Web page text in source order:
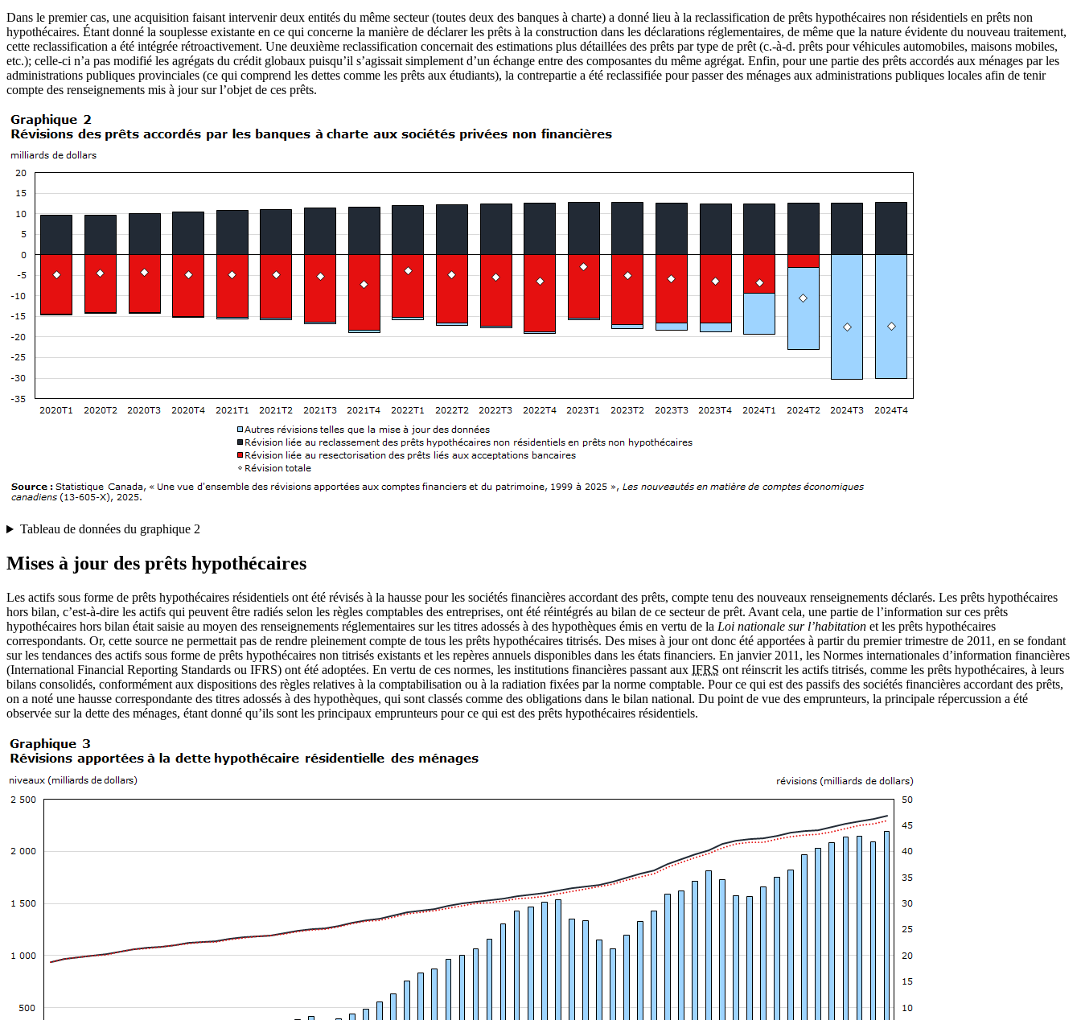
Dans le premier cas, une acquisition faisant intervenir deux entités du même secteur (toutes deux des banques à charte) a donné lieu à la reclassification de prêts hypothécaires non résidentiels en prêts non
hypothécaires. Étant donné la souplesse existante en ce qui concerne la manière de déclarer les prêts à la construction dans les déclarations réglementaires, de même que la nature évidente du nouveau traitement,
cette reclassification a été intégrée rétroactivement. Une deuxième reclassification concernait des estimations plus détaillées des prêts par type de prêt (c.-à-d. prêts pour véhicules automobiles, maisons mobiles,
etc.); celle-ci n’a pas modifié les agrégats du crédit globaux puisqu’il s’agissait simplement d’un échange entre des composantes du même agrégat. Enfin, pour une partie des prêts accordés aux ménages par les
administrations publiques provinciales (ce qui comprend les dettes comme les prêts aux étudiants), la contrepartie a été reclassifiée pour passer des ménages aux administrations publiques locales afin de tenir
compte des renseignements mis à jour sur l’objet de ces prêts.
Tableau de données du graphique 2
Mises à jour des prêts hypothécaires
Les actifs sous forme de prêts hypothécaires résidentiels ont été révisés à la hausse pour les sociétés financières accordant des prêts, compte tenu des nouveaux renseignements déclarés. Les prêts hypothécaires
hors bilan, c’est-à-dire les actifs qui peuvent être radiés selon les règles comptables des entreprises, ont été réintégrés au bilan de ce secteur de prêt. Avant cela, une partie de l’information sur ces prêts
hypothécaires hors bilan était saisie au moyen des renseignements réglementaires sur les titres adossés à des hypothèques émis en vertu de la Loi nationale sur l’habitation et les prêts hypothécaires
correspondants. Or, cette source ne permettait pas de rendre pleinement compte de tous les prêts hypothécaires titrisés. Des mises à jour ont donc été apportées à partir du premier trimestre de 2011, en se fondant
sur les tendances des actifs sous forme de prêts hypothécaires non titrisés existants et les repères annuels disponibles dans les états financiers. En janvier 2011, les Normes internationales d’information financières
(International Financial Reporting Standards ou IFRS) ont été adoptées. En vertu de ces normes, les institutions financières passant aux IFRS ont réinscrit les actifs titrisés, comme les prêts hypothécaires, à leurs
bilans consolidés, conformément aux dispositions des règles relatives à la comptabilisation ou à la radiation fixées par la norme comptable. Pour ce qui est des passifs des sociétés financières accordant des prêts,
on a noté une hausse correspondante des titres adossés à des hypothèques, qui sont classés comme des obligations dans le bilan national. Du point de vue des emprunteurs, la principale répercussion a été
observée sur la dette des ménages, étant donné qu’ils sont les principaux emprunteurs pour ce qui est des prêts hypothécaires résidentiels.